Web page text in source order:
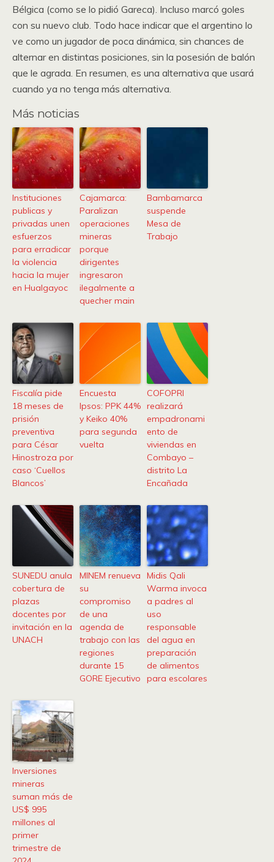
Bélgica (como se lo pidió Gareca). Incluso marcó goles
con su nuevo club. Todo hace indicar que el argentino lo
ve como un jugador de poca dinámica, sin chances de
alternar en distintas posiciones, sin la posesión de balón
que le agrada. En resumen, es una alternativa que usará
cuando ya no tenga más alternativa.
Más noticias
Instituciones
publicas y
privadas unen
esfuerzos
para erradicar
la violencia
hacia la mujer
en Hualgayoc
Cajamarca:
Paralizan
operaciones
mineras
porque
dirigentes
ingresaron
ilegalmente a
quecher main
Bambamarca
suspende
Mesa de
Trabajo
Fiscalía pide
18 meses de
prisión
preventiva
para César
Hinostroza por
caso ‘Cuellos
Blancos’
Encuesta
Ipsos: PPK 44%
y Keiko 40%
para segunda
vuelta
COFOPRI
realizará
empadronami
ento de
viviendas en
Combayo –
distrito La
Encañada
SUNEDU anula
cobertura de
plazas
docentes por
invitación en la
UNACH
MINEM renueva
su
compromiso
de una
agenda de
trabajo con las
regiones
durante 15
GORE Ejecutivo
Midis Qali
Warma invoca
a padres al
uso
responsable
del agua en
preparación
de alimentos
para escolares
Inversiones
mineras
suman más de
US$ 995
millones al
primer
trimestre de